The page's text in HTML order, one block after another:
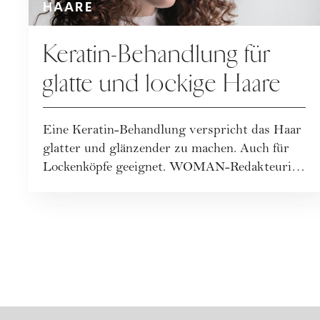
HAARE
Keratin-Behandlung für
glatte und lockige Haare
Eine Keratin-Behandlung verspricht das Haar
glatter und glänzender zu machen. Auch für
Lockenköpfe geeignet. WOMAN-Redakteurin